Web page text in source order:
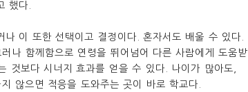
했다.
나 이 또한 선택이고 결정이다. 혼자서도 배울 수 있다.
나 함께함으로 연령을 뛰어넘어 다른 사람에게 도움받
것보다 시너지 효과를 얻을 수 있다. 나이가 많아도,
않으면 적응을 도와주는 곳이 바로 학교다.